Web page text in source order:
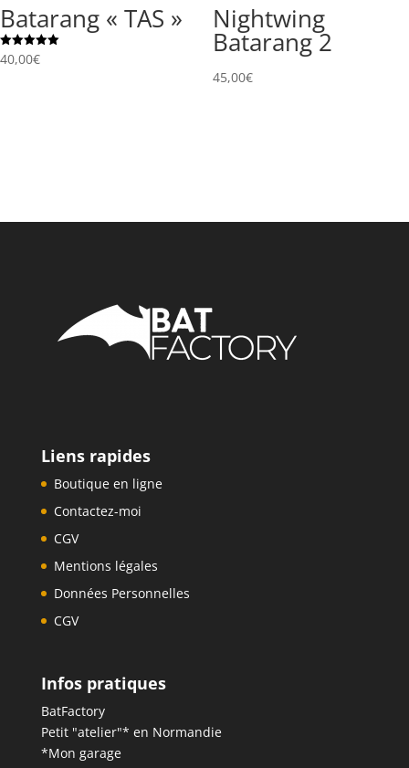
50,00€
Batarang « TAS »
Note
5.00
40,00€
Nightwing
Batarang 2
45,00€
Liens rapides
Boutique en ligne
Contactez-moi
CGV
Mentions légales
Données Personnelles
CGV
Infos pratiques
BatFactory
Petit "atelier"* en Normandie
*Mon garage